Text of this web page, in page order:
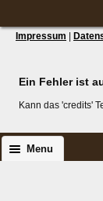
Impressum
Ein Fehler ist
Kann das 'credits'
Menu